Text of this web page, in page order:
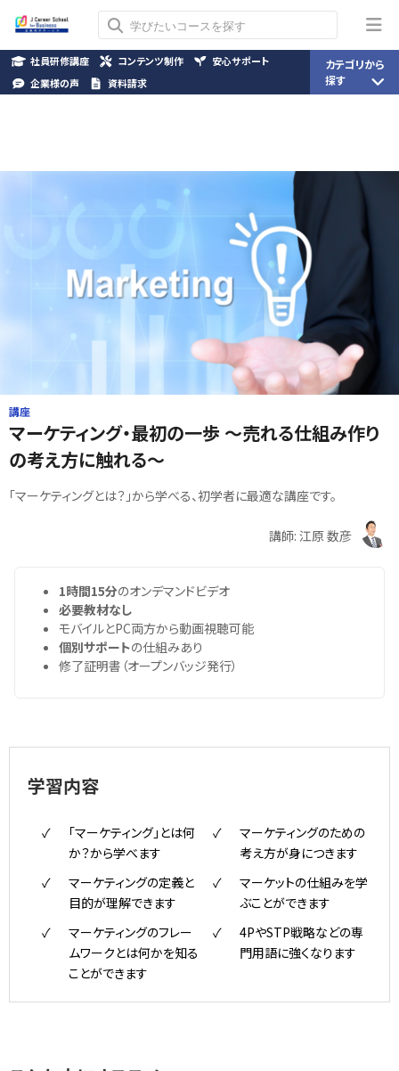
講座
マーケティング・最初の一歩 ～売れる仕組み作り
の考え方に触れる～
「マーケティングとは？」から学べる、初学者に最適な講座です。
講師: 江原 数彦
1時間15分のオンデマンドビデオ
必要教材なし
モバイルとPC両方から動画視聴可能
個別サポートの仕組みあり
修了証明書（オープンバッジ発行）
学習内容
「マーケティング」とは何
か？から学べます
マーケティングのための
考え方が身につきます
マーケティングの定義と
目的が理解できます
マーケットの仕組みを学
ぶことができます
マーケティングのフレー
ムワークとは何かを知る
ことができます
4PやSTP戦略などの専
門用語に強くなります
社員研修講座 コンテンツ制作
安心サポート
企業様の声
資料請求
カテゴリから
探す